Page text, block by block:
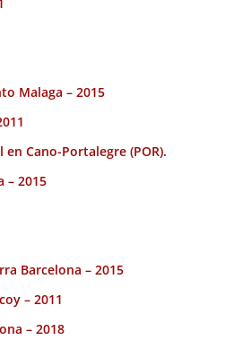
Malaga – 2015
Cano-Portalegre (POR).
– 2015
Barcelona – 2015
– 2011
– 2018